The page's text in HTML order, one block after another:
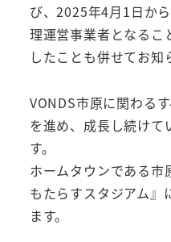
び、2025年4月1日か
理運営事業者となるこ
したことも併せてお知
VONDS市原に関わる
を進め、成長し続けて
す。
ホームタウンである市
もたらすスタジアム』
ます。